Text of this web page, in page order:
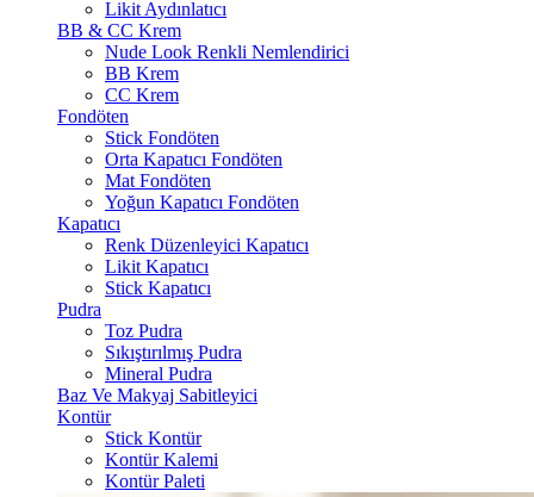
Likit Aydınlatıcı
BB & CC Krem
Nude Look Renkli Nemlendirici
BB Krem
CC Krem
Fondöten
Stick Fondöten
Orta Kapatıcı Fondöten
Mat Fondöten
Yoğun Kapatıcı Fondöten
Kapatıcı
Renk Düzenleyici Kapatıcı
Likit Kapatıcı
Stick Kapatıcı
Pudra
Toz Pudra
Sıkıştırılmış Pudra
Mineral Pudra
Baz Ve Makyaj Sabitleyici
Kontür
Stick Kontür
Kontür Kalemi
Kontür Paleti